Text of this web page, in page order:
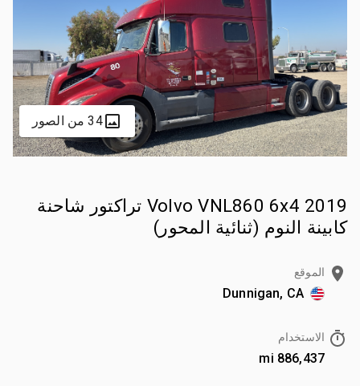
34 من الصور
2019 Volvo VNL860 6x4 تراكتور شاحنة
كابينة النوم (ثنائية المحور)
الموقع
Dunnigan, CA
الاستخدام
886,437 mi